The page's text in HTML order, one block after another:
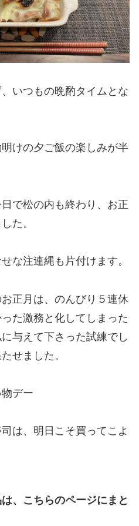
いつもの晩酌タイムとな
けの夕ご飯の楽しみが半
で松の内も終わり、お正
た。
な注連縄も片付けます。
正月は、のんびり５連休
た激務と化してしまった
与えて下さった試練でし
せました。
デー
は、明日こそ買ってこよ
、こちらのページにまと